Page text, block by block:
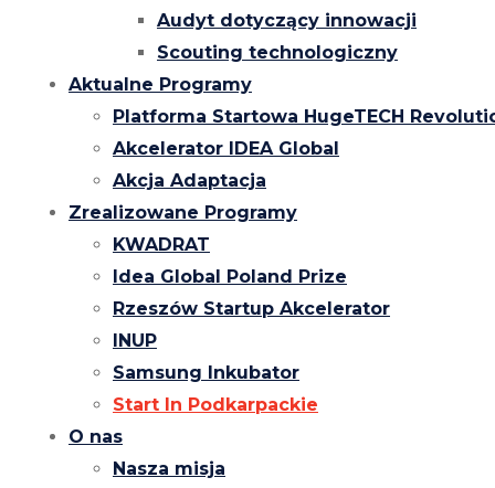
Audyt dotyczący innowacji
Scouting technologiczny
Aktualne Programy
Platforma Startowa HugeTECH
Akcelerator IDEA Global
Akcja Adaptacja
Zrealizowane Programy
KWADRAT
Idea Global Poland Prize
Rzeszów Startup Akcelerator
INUP
Samsung Inkubator
Start In Podkarpackie
O nas
Nasza misja